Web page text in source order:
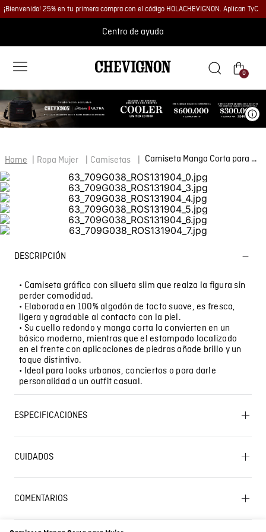
¡Bienvenido! 25% en tu primera compra con el código HOLACHEVIGNON. Aplican TyC
Centro de ayuda
0
Ropa Mujer Camisetas Camiseta Manga Corta para Mujer
DESCRIPCIÓN
• Camiseta gráfica con silueta slim que realza la figura sin
perder comodidad.
• Elaborada en 100% algodón de tacto suave, es fresca,
ligera y agradable al contacto con la piel.
• Su cuello redondo y manga corta la convierten en un
básico moderno, mientras que el estampado localizado
en el frente con aplicaciones de piedras añade brillo y un
toque distintivo.
• Ideal para looks urbanos, conciertos o para darle
personalidad a un outfit casual.
ESPECIFICACIONES
PLANCHADO: No planchar. LAVADO: Lavar a mano.
Temperatura máxima 40 ºC. SECADO: No secar en
SECADO: Secado extendido por escurrimiento a la
separadamente. OTROS: No retorcer ni exprimir.
Características
CUIDADOS
COMENTARIOS
Cargando el resumen…